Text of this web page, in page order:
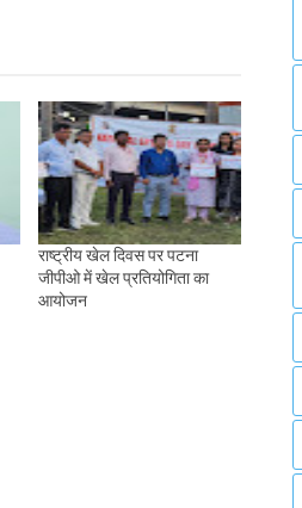
राष्ट्रीय खेल दिवस पर पटना
जीपीओ में खेल प्रतियोगिता का
आयोजन